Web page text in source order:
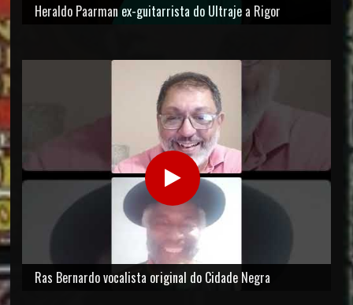
Heraldo Paarman ex-guitarrista do Ultraje a Rigor
Ras Bernardo vocalista original do Cidade Negra